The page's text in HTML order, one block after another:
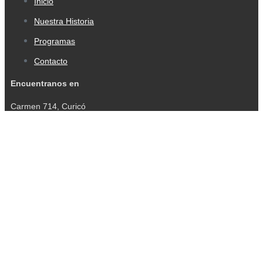
Nuestra Historia
Programas
Contacto
Encuentranos en
Carmen 714, Curicó